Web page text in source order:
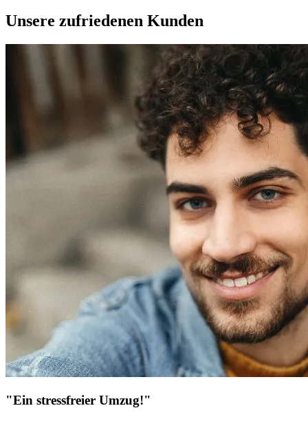
Unsere zufriedenen Kunden
"Ein stressfreier Umzug!"